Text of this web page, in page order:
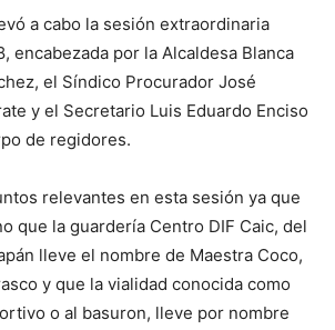
a cabo la sesión extraordinaria
encabezada por la Alcaldesa Blanca
el Síndico Procurador José
y el Secretario Luis Eduardo Enciso
de regidores.
relevantes en esta sesión ya que
que la guardería Centro DIF Caic, del
lleve el nombre de Maestra Coco,
y que la vialidad conocida como
o al basuron, lleve por nombre